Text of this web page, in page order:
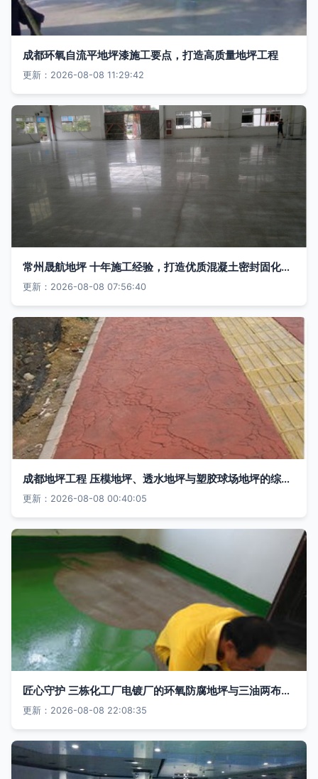
成都环氧自流平地坪漆施工要点，打造高质量地坪工程
更新：2026-08-08 11:29:42
常州晟航地坪 十年施工经验，打造优质混凝土密封固化剂地坪首选品牌
更新：2026-08-08 07:56:40
成都地坪工程 压模地坪、透水地坪与塑胶球场地坪的综合解析
更新：2026-08-08 00:40:05
匠心守护 三栋化工厂电镀厂的环氧防腐地坪与三油两布工程实录
更新：2026-08-08 22:08:35